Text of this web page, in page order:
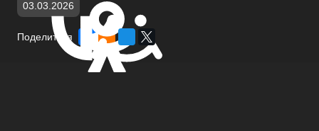
03.03.2026
Поделиться